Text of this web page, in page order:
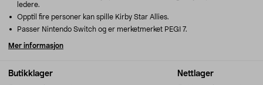
Butikklager Nettlager
ledere.
Opptil fire personer kan spille Kirby Star Allies.
Passer Nintendo Switch og er merketmerket PEGI 7.
Mer informasjon